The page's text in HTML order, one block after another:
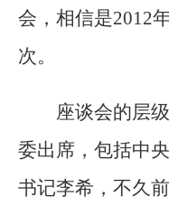
会，相信是2012
次。
座谈会的层
委出席，包括中
书记李希，不久